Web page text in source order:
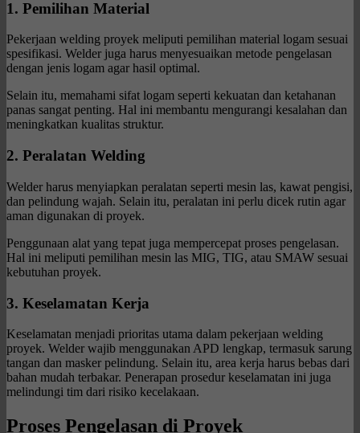
1. Pemilihan Material
Pekerjaan welding proyek meliputi pemilihan material logam sesuai
spesifikasi. Welder juga harus menyesuaikan metode pengelasan
dengan jenis logam agar hasil optimal.
Selain itu, memahami sifat logam seperti kekuatan dan ketahanan
panas sangat penting. Hal ini membantu mengurangi kesalahan dan
meningkatkan kualitas struktur.
2. Peralatan Welding
Welder harus menyiapkan peralatan seperti mesin las, kawat pengisi,
dan pelindung wajah. Selain itu, peralatan ini perlu dicek rutin agar
aman digunakan di proyek.
Penggunaan alat yang tepat juga mempercepat proses pengelasan.
Hal ini meliputi pemilihan mesin las MIG, TIG, atau SMAW sesuai
kebutuhan proyek.
3. Keselamatan Kerja
Keselamatan menjadi prioritas utama dalam pekerjaan welding
proyek. Welder wajib menggunakan APD lengkap, termasuk sarung
tangan dan masker pelindung. Selain itu, area kerja harus bebas dari
bahan mudah terbakar. Penerapan prosedur keselamatan ini juga
melindungi tim dari risiko kecelakaan.
Proses Pengelasan di Proyek